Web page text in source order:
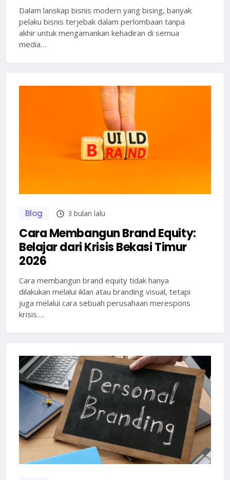
Dalam lanskap bisnis modern yang bising, banyak
pelaku bisnis terjebak dalam perlombaan tanpa
akhir untuk mengamankan kehadiran di semua
media…
Blog 3 bulan lalu
Cara Membangun Brand Equity:
Belajar dari Krisis Bekasi Timur
2026
Cara membangun brand equity tidak hanya
dilakukan melalui iklan atau branding visual, tetapi
juga melalui cara sebuah perusahaan merespons
krisis….